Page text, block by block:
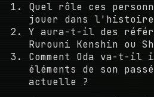
Quel rôle ces
jouer dans
Y aura-t-il des
Rurouni Kenshin ou
Comment Oda va-t-il
éléments de son
actuelle ?